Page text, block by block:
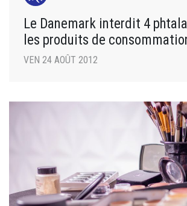
Le Danemark interdit 4
les produits de
VEN 24 AOÛT 2012